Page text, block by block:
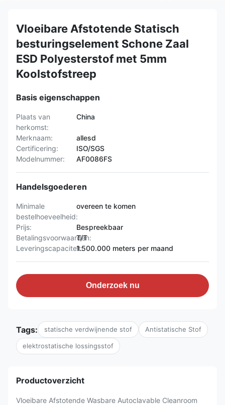
Vloeibare Afstotende Statisch
besturingselement Schone Zaal
ESD Polyesterstof met 5mm
Koolstofstreep
Basis eigenschappen
Plaats van
herkomst:
China
Merknaam:
allesd
Certificering:
ISO/SGS
Modelnummer:
AF0086FS
Handelsgoederen
Minimale
bestelhoeveelheid:
overeen te komen
Prijs:
Bespreekbaar
Betalingsvoorwaarden:
T/T
Leveringscapaciteit:1.500.000 meters per maand
Onderzoek nu
Tags: statische verdwijnende stof Antistatische Stof
elektrostatische lossingsstof
Productoverzicht
Vloeibare Afstotende Wasbare Autoclavable Cleanroom